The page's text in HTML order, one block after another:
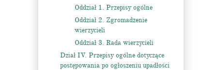
Oddział 1. Przepisy ogólne
Oddział 2. Zgromadzenie
wierzycieli
Oddział 3. Rada wierzycieli
Dział IV. Przepisy ogólne dotyczące
postępowania po ogłoszeniu upadłości